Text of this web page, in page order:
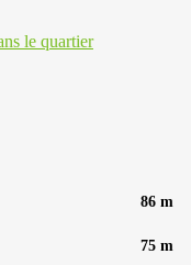
le quartier
86 m
75 m